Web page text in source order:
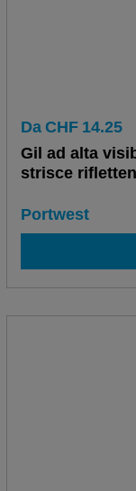
Da CHF 14.25
Gil ad alta
strisce
Portwest